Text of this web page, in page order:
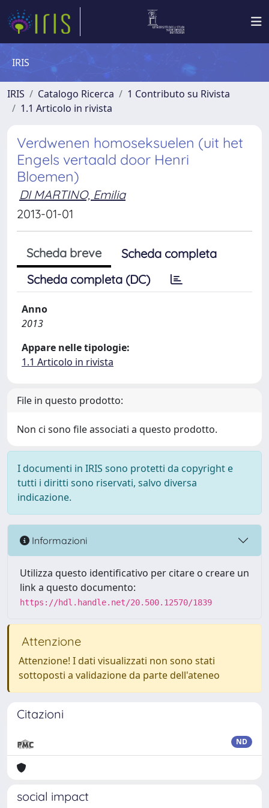
IRIS
IRIS Catalogo Ricerca
1 Contributo su Rivista
1.1 Articolo in rivista
Verdwenen homoseksuelen (uit het
Engels vertaald door Henri
Bloemen)
DI MARTINO, Emilia
2013-01-01
Scheda breve
Scheda completa
Scheda completa (DC)
Anno
2013
Appare nelle tipologie:
1.1 Articolo in rivista
File in questo prodotto:
Non ci sono file associati a questo prodotto.
I documenti in IRIS sono protetti da copyright e
tutti i diritti sono riservati, salvo diversa
indicazione.
Informazioni
Utilizza questo identificativo per citare o creare un
link a questo documento:
https://hdl.handle.net/20.500.12570/1839
Attenzione
Attenzione! I dati visualizzati non sono stati
sottoposti a validazione da parte dell'ateneo
Citazioni
ND
social impact